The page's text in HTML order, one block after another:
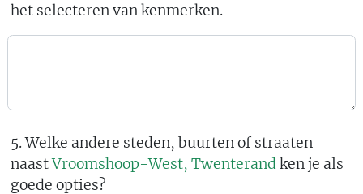
het selecteren van kenmerken.
5. Welke andere steden, buurten of straaten
naastVroomshoop-West, Twenterandken je als
goede opties?